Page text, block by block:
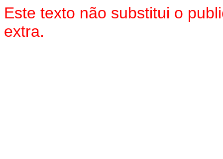
Este texto não substitui o
extra.